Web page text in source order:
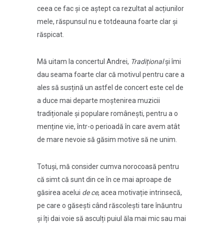
ceea ce fac și ce aștept ca rezultat al acțiunilor
mele, răspunsul nu e totdeauna foarte clar și
răspicat.
Mă uitam la concertul Andrei, Tradiționalși îmi
dau seama foarte clar că motivul pentru care a
ales să susțină un astfel de concert este cel de
a duce mai departe moștenirea muzicii
tradiționale și populare românești, pentru a o
menține vie, într-o perioadă în care avem atât
de mare nevoie să găsim motive să ne unim.
Totuși, mă consider cumva norocoasă pentru
că simt că sunt din ce în ce mai aproape de
găsirea acelui de ce, acea motivație intrinsecă,
pe care o găsești când răscolești tare înăuntru
și îți dai voie să asculți puiul ăla mai mic sau mai